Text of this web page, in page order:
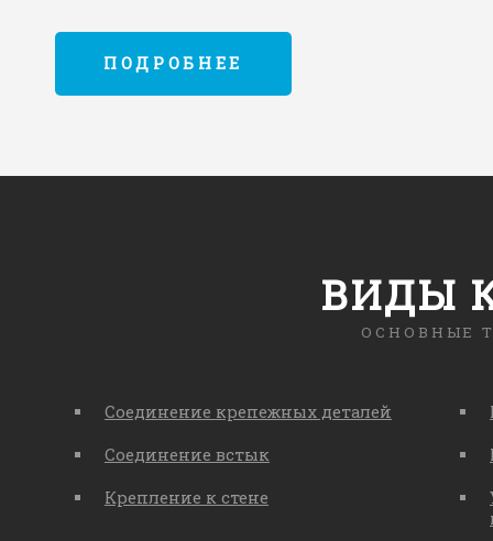
ПОДРОБНЕЕ
ВИДЫ
ОСНОВНЫЕ
Соединение крепежных деталей
Соединение встык
Крепление к стене